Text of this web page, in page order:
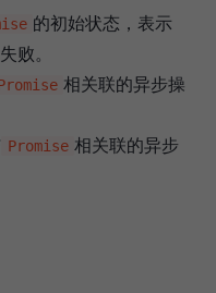
的初始状态，表示
败。
相关联的异步操
Promise 相关联的异步